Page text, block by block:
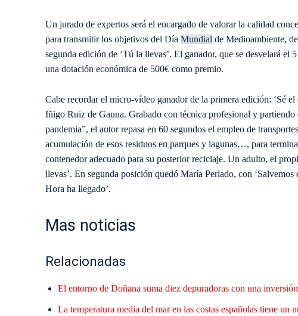
Un jurado de expertos será el encargado de valorar la calidad
para transmitir los objetivos del Día Mundial de Medioambiente,
segunda edición de ‘Tú la llevas’. El ganador, que se desvelará
una dotación económica de 500€ como premio.
Cabe recordar el micro-vídeo ganador de la primera edición: ‘Sé
Iñigo Ruiz de Gauna. Grabado con técnica profesional y partiendo
pandemia”, el autor repasa en 60 segundos el empleo de
acumulación de esos residuos en parques y lagunas…, para
contenedor adecuado para su posterior reciclaje. Un adulto, el
llevas’. En segunda posición quedó María Perlado, con
Hora ha llegado’.
Mas noticias
Relacionadas
El entorno de Doñana suma diez depuradoras con una
La temperatura media del mar en las costas españolas tiene un